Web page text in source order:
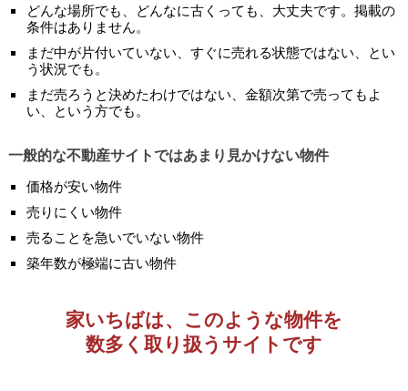
どんな場所でも、どんなに古くっても、大丈夫です。掲載の
条件はありません。
まだ中が片付いていない、すぐに売れる状態ではない、とい
う状況でも。
まだ売ろうと決めたわけではない、金額次第で売ってもよ
い、という方でも。
一般的な不動産サイトではあまり見かけない物件
価格が安い物件
売りにくい物件
売ることを急いでいない物件
築年数が極端に古い物件
家いちばは、このような物件を
数多く取り扱うサイトです